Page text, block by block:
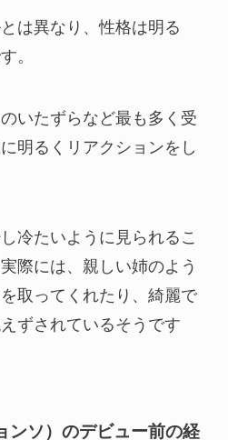
は異なり、性格は明る
。
いたずらなど最も多く受
明るくリアクションをし
冷たいように見られるこ
際には、親しい姉のよう
取ってくれたり、綺麗で
ずされているそうです
ンソ）のデビュー前の経